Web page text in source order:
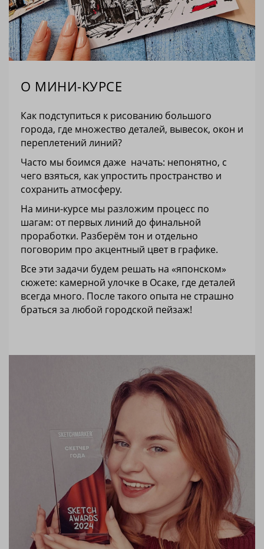
О МИНИ-КУРСЕ
Как подступиться к рисованию большого
города, где множество деталей, вывесок, окон и
переплетений линий?
Часто мы боимся даже начать: непонятно, с
чего взяться, как упростить пространство и
сохранить атмосферу.
На мини-курсе мы разложим процесс по
шагам: от первых линий до финальной
проработки. Разберём тон и отдельно
поговорим про акцентный цвет в графике.
Все эти задачи будем решать на «японском»
сюжете: камерной улочке в Осаке, где деталей
всегда много. После такого опыта не страшно
браться за любой городской пейзаж!